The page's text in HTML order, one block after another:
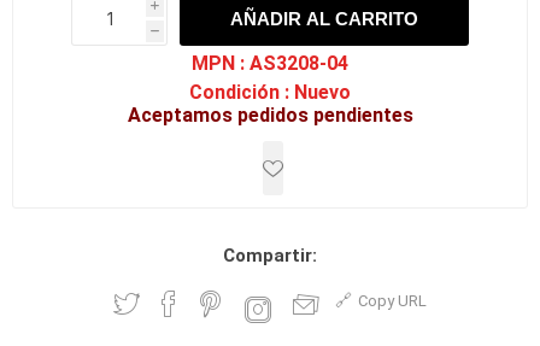
i
h
h
AÑADIR AL CARRITO
MPN : AS3208-04
Condición : Nuevo
Aceptamos pedidos pendientes
Compartir:
Copy URL